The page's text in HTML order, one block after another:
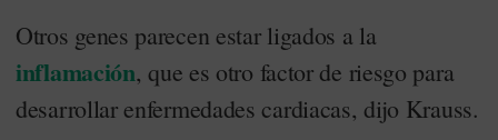
Otros genes parecen estar ligados a la
inflamación, que es otro factor de riesgo para
desarrollar enfermedades cardiacas, dijo Krauss.